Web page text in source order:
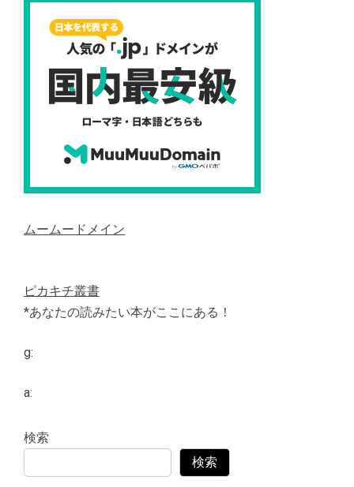
ムームードメイン
ピカキチ叢書
*あなたの読みたい本がここにある！
g:
a:
検索
検索